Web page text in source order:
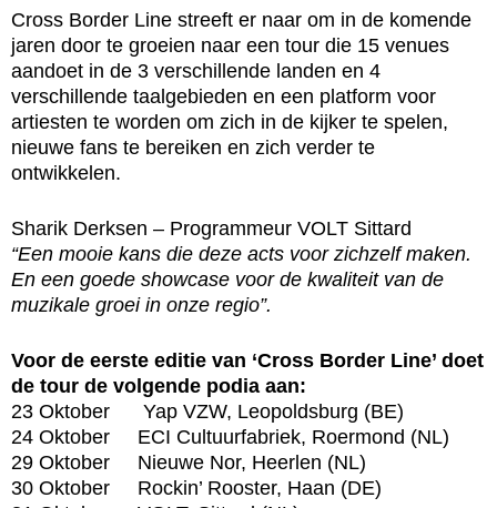
Cross Border Line streeft er naar om in de komende
jaren door te groeien naar een tour die 15 venues
aandoet in de 3 verschillende landen en 4
verschillende taalgebieden en een platform voor
artiesten te worden om zich in de kijker te spelen,
nieuwe fans te bereiken en zich verder te
ontwikkelen.
Sharik Derksen – Programmeur VOLT Sittard
“Een mooie kans die deze acts voor zichzelf maken.
En een goede showcase voor de kwaliteit van de
muzikale groei in onze regio”.
Voor de eerste editie van ‘Cross Border Line’ doet
de tour de volgende podia aan:
23 Oktober Yap VZW, Leopoldsburg (BE)
24 Oktober ECI Cultuurfabriek, Roermond (NL)
29 Oktober Nieuwe Nor, Heerlen (NL)
30 Oktober Rockin’ Rooster, Haan (DE)